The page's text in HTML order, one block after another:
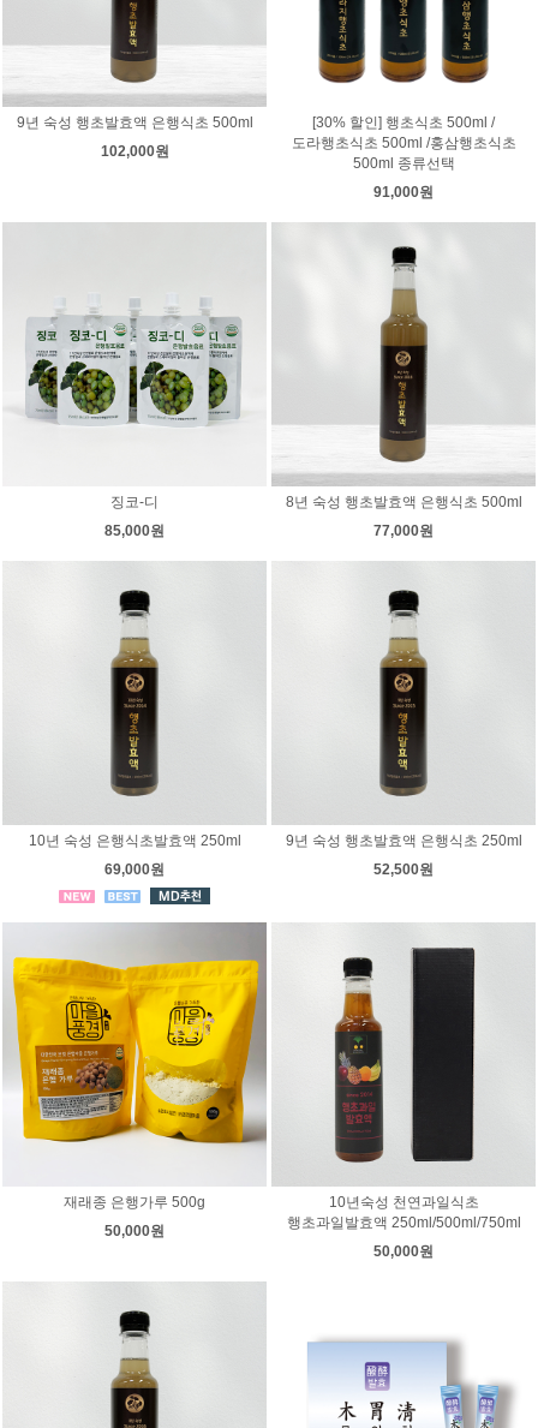
9년 숙성 행초발효액 은행식초 500ml
102,000원
[30% 할인] 행초식초 500ml /
도라행초식초 500ml /홍삼행초식초
500ml 종류선택
91,000원
징코-디
85,000원
8년 숙성 행초발효액 은행식초 500ml
77,000원
10년 숙성 은행식초발효액 250ml
69,000원
9년 숙성 행초발효액 은행식초 250ml
52,500원
재래종 은행가루 500g
50,000원
10년숙성 천연과일식초
행초과일발효액 250ml/500ml/750ml
50,000원